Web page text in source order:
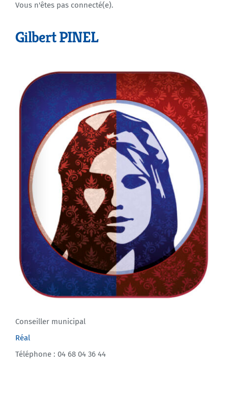
Agenda
Vous n'êtes pas connecté(e).
Gilbert PINEL
Conseiller municipal
Réal
Téléphone : 04 68 04 36 44